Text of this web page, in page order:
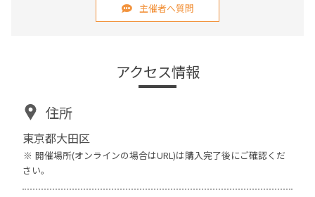
主催者へ質問
アクセス情報
住所
東京都大田区
開催場所(オンラインの場合はURL)は購入完了後にご確認くだ
さい。